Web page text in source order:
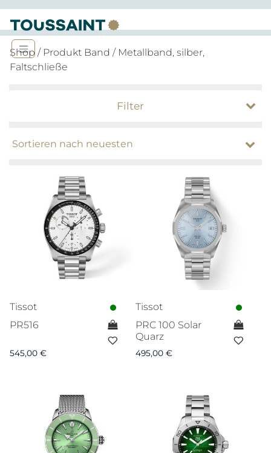
Shop / Produkt Band / Metallband, silber,
Faltschließe
Filter
Tissot
PR516
545,00 €
Tissot
PRC 100 Solar
Quarz
495,00 €